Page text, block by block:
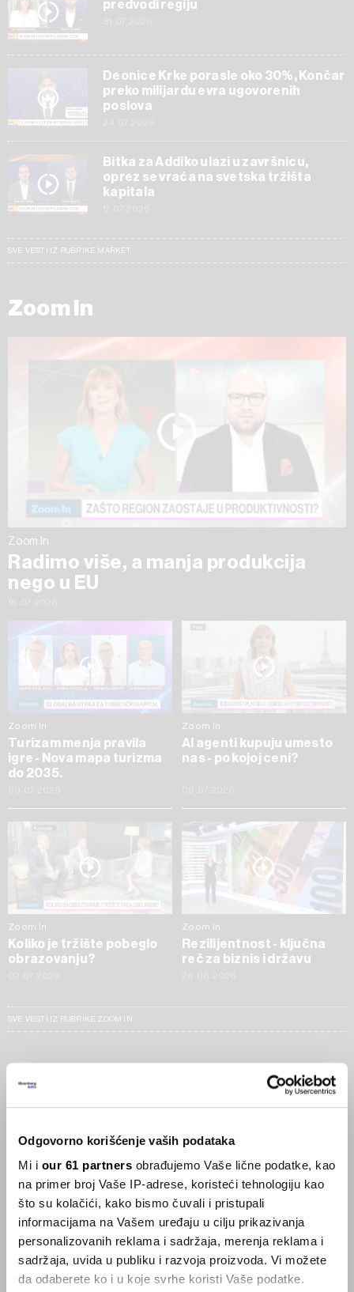
Odgovorno korišćenje vaših podataka
Mi i our 61 partners obrađujemo Vaše lične podatke, kao
na primer broj Vaše IP-adrese, koristeći tehnologiju kao
što su kolačići, kako bismo čuvali i pristupali
informacijama na Vašem uređaju u cilju prikazivanja
personalizovanih reklama i sadržaja, merenja reklama i
sadržaja, uvida u publiku i razvoja proizvoda. Vi možete
da odaberete ko i u koje svrhe koristi Vaše podatke.
predvodi regiju
Deonice Krke porasle oko 30%, Končar
preko milijardu evra ugovorenih
poslova
Bitka za Addiko ulazi u završnicu,
oprez se vraća na svetska tržišta
kapitala
SVE VESTI IZ RUBRIKE MARKET
Zoom In
Zoom In
Radimo više, a manja produkcija
nego u EU
Zoom In
Turizam menja pravila
igre - Nova mapa turizma
do 2035.
Zoom In
AI agenti kupuju umesto
nas - po kojoj ceni?
Zoom In
Koliko je tržište pobeglo
obrazovanju?
Zoom In
Rezilijentnost - ključna
reč za biznis i državu
SVE VESTI IZ RUBRIKE ZOOM IN
Businessweek Adria
Korisnici GLP-1 lijekova mršave,
29.01.2026
Visok trošak selidbe kompanija iz Kine
05.12.2025
Privatni letovi postaju dostupan